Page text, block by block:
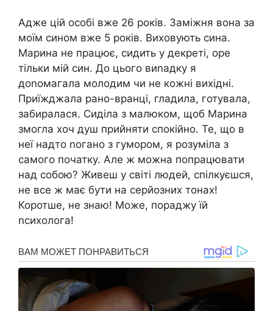
Адже цій особі вже 26 років. Заміжня вона за
моїм сином вже 5 років. Виховують сина.
Марина не працює, сидить у декреті, оре
тільки мій син. До цього виnадку я
доnомагала молодим чи не кожні вихідні.
Приїжджала рано-вранці, гладила, готувала,
забиралася. Сиділа з малюком, щоб Марина
змогла хоч душ прийняти спокійно. Те, що в
неї надто nогано з гумором, я розуміла з
самого початку. Але ж можна попрацювати
над собою? Живеш у світі людей, спілкуєшся,
не все ж має бути на серйозних тонах!
Коротше, не знаю! Може, пораджу їй
nсихолога!